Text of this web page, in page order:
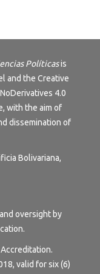
Políticasis
and the Creative
4.0
, with the aim of
dissemination of
Bolivariana,
oversight by
valid for six (6)